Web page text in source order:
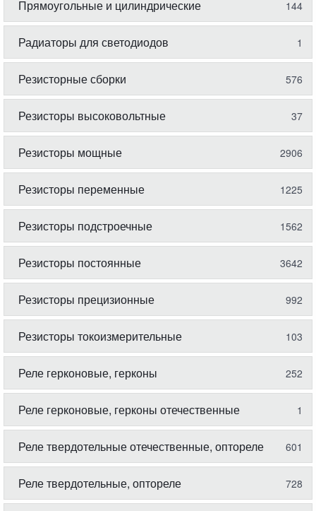
Прямоугольные и цилиндрические 144
Радиаторы для светодиодов 1
Резисторные сборки 576
Резисторы высоковольтные 37
Резисторы мощные 2906
Резисторы переменные 1225
Резисторы подстроечные 1562
Резисторы постоянные 3642
Резисторы прецизионные 992
Резисторы токоизмерительные 103
Реле герконовые, герконы 252
Реле герконовые, герконы отечественные 1
Реле твердотельные отечественные, оптореле 601
Реле твердотельные, оптореле 728